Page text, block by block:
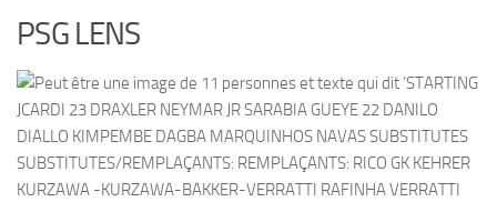
PSG LENS